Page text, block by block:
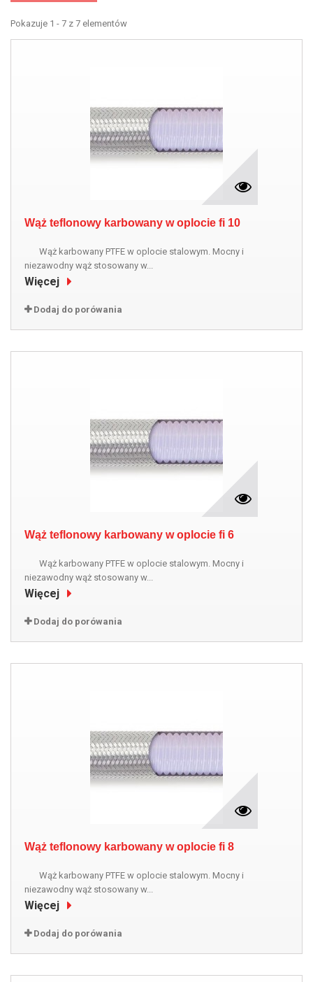
Pokazuje 1 - 7 z 7 elementów
Wąż teflonowy karbowany w oplocie fi 10
Wąż karbowany PTFE w oplocie stalowym. Mocny i
niezawodny wąż stosowany w...
Więcej
Dodaj do porówania
Wąż teflonowy karbowany w oplocie fi 6
Wąż karbowany PTFE w oplocie stalowym. Mocny i
niezawodny wąż stosowany w...
Więcej
Dodaj do porówania
Wąż teflonowy karbowany w oplocie fi 8
Wąż karbowany PTFE w oplocie stalowym. Mocny i
niezawodny wąż stosowany w...
Więcej
Dodaj do porówania